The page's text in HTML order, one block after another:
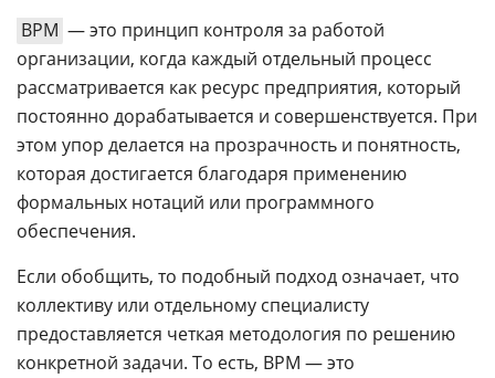
Вакансии
Контакты
Rutube
BPM — это принцип контроля за работой
организации, когда каждый отдельный процесс
рассматривается как ресурс предприятия, который
постоянно дорабатывается и совершенствуется. При
этом упор делается на прозрачность и понятность,
которая достигается благодаря применению
формальных нотаций или программного
обеспечения.
Если обобщить, то подобный подход означает, что
коллективу или отдельному специалисту
предоставляется четкая методология по решению
конкретной задачи. То есть, BPM — это